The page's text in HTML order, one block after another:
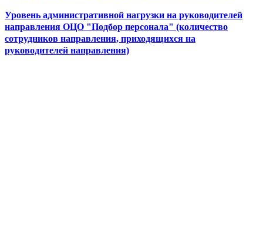
Уровень административной нагрузки на руководителей
направления ОЦО "Подбор персонала" (количество
сотрудников направления, приходящихся на
руководителей направления)